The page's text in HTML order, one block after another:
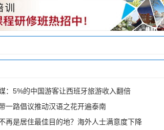
：5%的中国游客让西班牙旅游收入翻倍
一路倡议推动汉语之花开遍泰南
再是居住最佳目的地？海外人士满意度下降